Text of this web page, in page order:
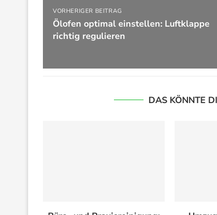
VORHERIGER BEITRAG
Ölofen optimal einstellen: Luftklappe
richtig regulieren
DAS KÖNNTE